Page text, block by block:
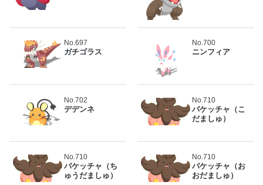
No.697
ガチゴラス
No.700
ニンフィア
No.702
デデンネ
No.710
バケッチャ（こ
だましゅ）
No.710
バケッチャ（ち
ゅうだましゅ）
No.710
バケッチャ（お
おだましゅ）